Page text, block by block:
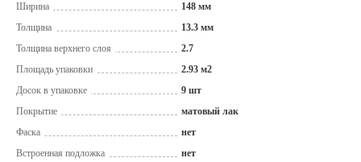
Ширина
148 мм
Толщина
13.3 мм
Толщина верхнего слоя
2.7
Площадь упаковки
2.93 м2
Досок в упаковке
9 шт
Покрытие
матовый лак
Фаска
нет
Встроенная подложка
нет